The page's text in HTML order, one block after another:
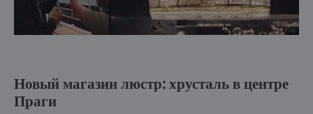
Новый магазин люстр: хрусталь в центре
Праги